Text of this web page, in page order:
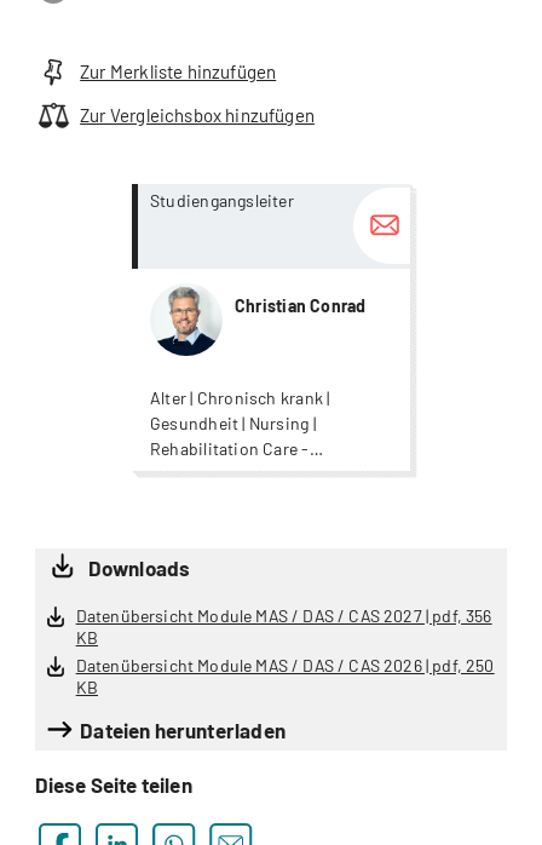
Zur Merkliste hinzufügen
Zur Vergleichsbox hinzufügen
Studiengangsleiter
Christian Conrad
Alter | Chronisch krank |
Gesundheit | Nursing |
Rehabilitation Care -
Rehabilitationspflege | Wound
more...
more...
Downloads
Datenübersicht Module MAS / DAS / CAS 2027 | pdf, 356
KB
Datenübersicht Module MAS / DAS / CAS 2026 | pdf, 250
KB
Dateien herunterladen
Diese Seite teilen